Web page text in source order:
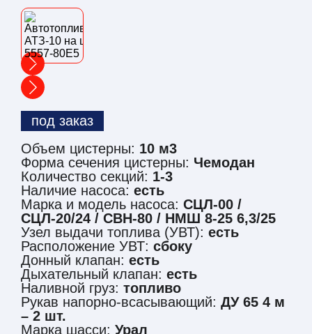
под заказ
Объем цистерны: 10 м3
Форма сечения цистерны: Чемодан
Количество секций: 1-3
Наличие насоса: есть
Марка и модель насоса: СЦЛ-00 /
СЦЛ-20/24 / СВН-80 / НМШ 8-25 6,3/25
Узел выдачи топлива (УВТ): есть
Расположение УВТ: сбоку
Донный клапан: есть
Дыхательный клапан: есть
Наливной груз: топливо
Рукав напорно-всасывающий: ДУ 65 4 м
– 2 шт.
Марка шасси: Урал